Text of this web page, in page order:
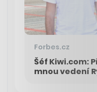
Forbes.cz
Šéf Kiwi.com:
mnou vedení